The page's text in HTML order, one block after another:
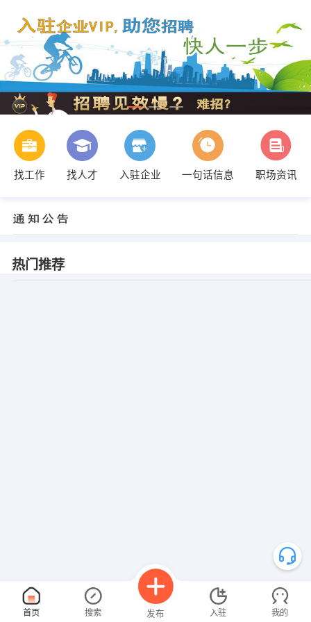
找工作 找人才 入驻企业 一句话信息 职场资讯
热门推荐
首页 搜索 发布 入驻 我的